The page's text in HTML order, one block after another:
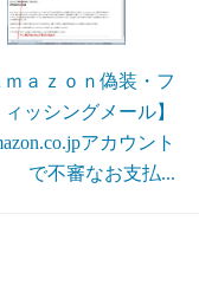
ｍａｚｏｎ偽装・フ
ィッシングメール】
アカウント
で不審なお支払...